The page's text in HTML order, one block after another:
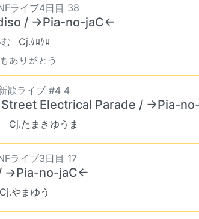
ライブ4日目 38
/ →Pia-no-jaC←
Cj.ｹﾛｹﾛ
ありがとう
歓ライブ #4 4
Street Electrical Parade / →Pia-
Cj.たまきゆうま
ライブ3日目 17
→Pia-no-jaC←
Cj.やまゆう